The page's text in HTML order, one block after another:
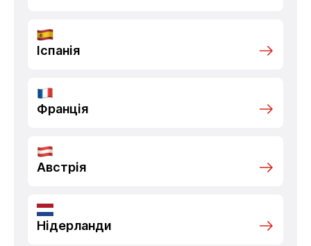
Іспанія
Франція
Австрія
Нідерланди